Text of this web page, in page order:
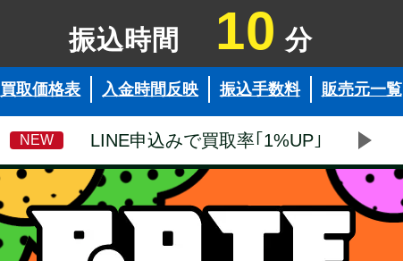
振込時間 10 分
買取価格表 入金時間反映 振込手数料 販売元一覧
NEW LINE申込みで買取率｢1%UP｣